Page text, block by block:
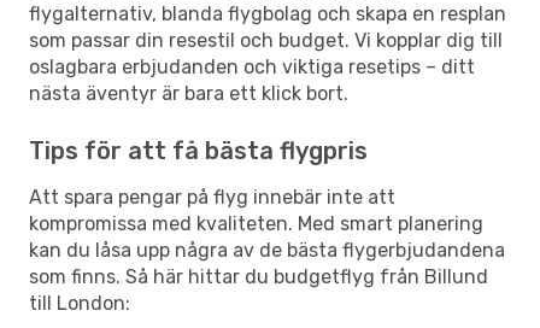
flygalternativ, blanda flygbolag och skapa en resplan
som passar din resestil och budget. Vi kopplar dig till
oslagbara erbjudanden och viktiga resetips – ditt
nästa äventyr är bara ett klick bort.
Tips för att få bästa flygpris
Att spara pengar på flyg innebär inte att
kompromissa med kvaliteten. Med smart planering
kan du låsa upp några av de bästa flygerbjudandena
som finns. Så här hittar du budgetflyg från Billund
till London: